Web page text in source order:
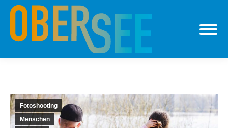
Fotoshooting
Menschen